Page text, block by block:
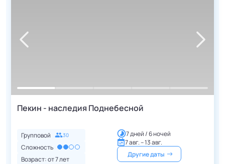
Пекин - наследия Поднебесной
Групповой 30
Сложность
Возраст: от7лет
7 дней / 6 ночей
7 авг. – 13 авг.
Другие даты